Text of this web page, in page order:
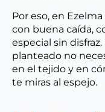
Por eso, en
con buena caída,
especial sin
planteado no
en el tejido y en
te miras al espejo.